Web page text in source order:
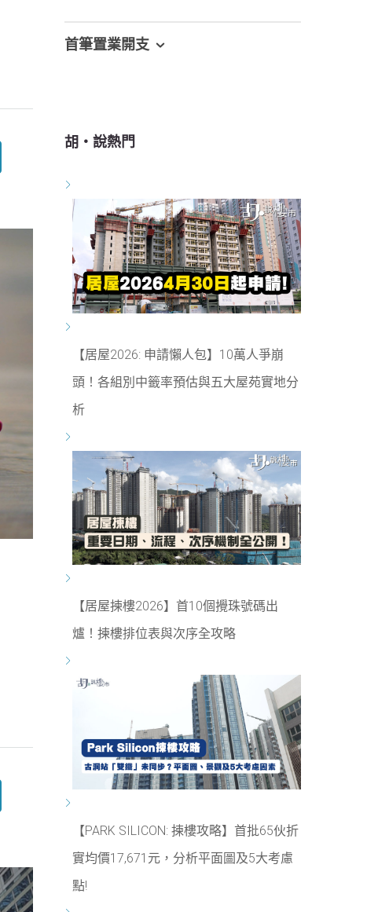
首筆置業開支
胡‧說熱門
【居屋2026: 申請懶人包】10萬人爭崩
頭！各組別中籤率預估與五大屋苑實地分
析
【居屋揀樓2026】首10個攪珠號碼出
爐！揀樓排位表與次序全攻略
【PARK SILICON: 揀樓攻略】首批65伙折
實均價17,671元，分析平面圖及5大考慮
點!